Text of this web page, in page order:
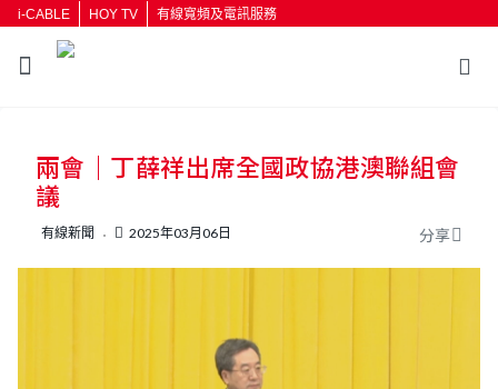
i-CABLE HOY TV 有線寬頻及電訊服務
按輸入鍵開始搜尋
兩會｜丁薛祥出席全國政協港澳聯組會
議
有線新聞 2025年03月06日 分享